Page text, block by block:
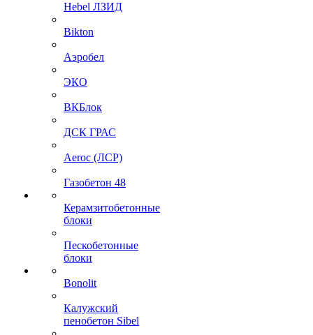
Hebel ЛЗИД
Bikton
Аэробел
ЭКО
ВКБлок
ДСК ГРАС
Aeroc (ЛСР)
Газобетон 48
Керамзитобетонные
блоки
Пескобетонные
блоки
Bonolit
Калужский
пенобетон Sibel